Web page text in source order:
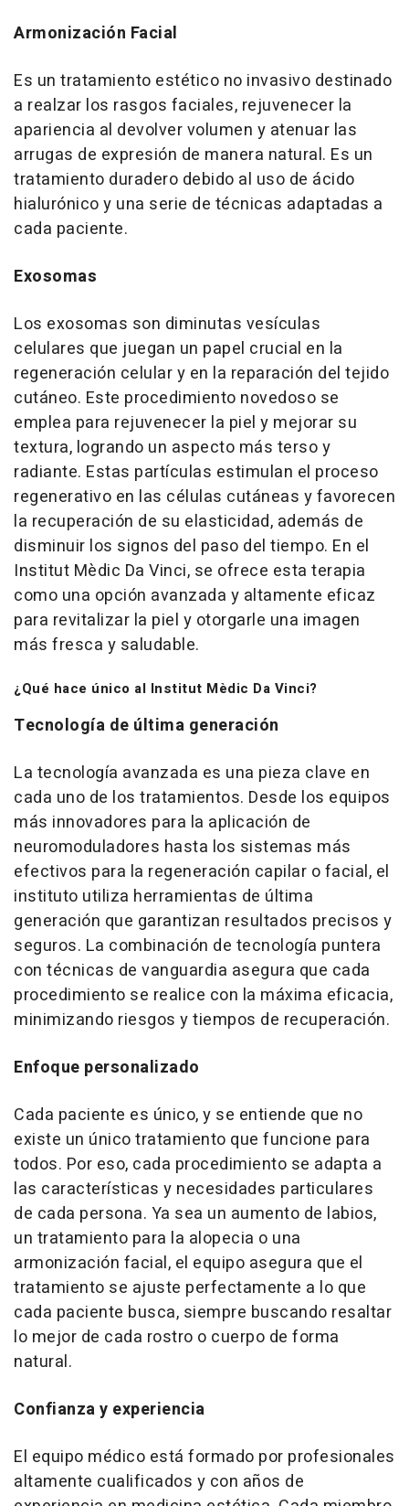
Armonización Facial
Es un tratamiento estético no invasivo destinado
a realzar los rasgos faciales, rejuvenecer la
apariencia al devolver volumen y atenuar las
arrugas de expresión de manera natural. Es un
tratamiento duradero debido al uso de ácido
hialurónico y una serie de técnicas adaptadas a
cada paciente.
Exosomas
Los exosomas son diminutas vesículas
celulares que juegan un papel crucial en la
regeneración celular y en la reparación del tejido
cutáneo. Este procedimiento novedoso se
emplea para rejuvenecer la piel y mejorar su
textura, logrando un aspecto más terso y
radiante. Estas partículas estimulan el proceso
regenerativo en las células cutáneas y favorecen
la recuperación de su elasticidad, además de
disminuir los signos del paso del tiempo. En el
Institut Mèdic Da Vinci, se ofrece esta terapia
como una opción avanzada y altamente eficaz
para revitalizar la piel y otorgarle una imagen
más fresca y saludable.
¿Qué hace único al Institut Mèdic Da Vinci?
Tecnología de última generación
La tecnología avanzada es una pieza clave en
cada uno de los tratamientos. Desde los equipos
más innovadores para la aplicación de
neuromoduladores hasta los sistemas más
efectivos para la regeneración capilar o facial, el
instituto utiliza herramientas de última
generación que garantizan resultados precisos y
seguros. La combinación de tecnología puntera
con técnicas de vanguardia asegura que cada
procedimiento se realice con la máxima eficacia,
minimizando riesgos y tiempos de recuperación.
Enfoque personalizado
Cada paciente es único, y se entiende que no
existe un único tratamiento que funcione para
todos. Por eso, cada procedimiento se adapta a
las características y necesidades particulares
de cada persona. Ya sea un aumento de labios,
un tratamiento para la alopecia o una
armonización facial, el equipo asegura que el
tratamiento se ajuste perfectamente a lo que
cada paciente busca, siempre buscando resaltar
lo mejor de cada rostro o cuerpo de forma
natural.
Confianza y experiencia
El equipo médico está formado por profesionales
altamente cualificados y con años de